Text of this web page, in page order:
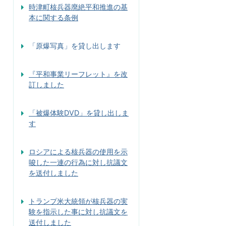
時津町核兵器廃絶平和推進の基
本に関する条例
「原爆写真」を貸し出します
『平和事業リーフレット』を改
訂しました
「被爆体験DVD」を貸し出しま
す
ロシアによる核兵器の使用を示
唆した一連の行為に対し抗議文
を送付しました
トランプ米大統領が核兵器の実
験を指示した事に対し抗議文を
送付しました